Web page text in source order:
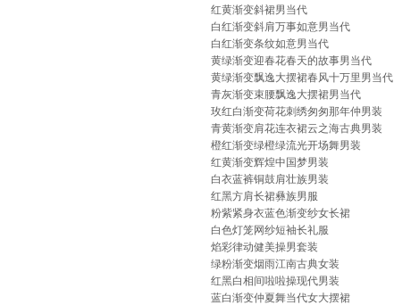
红黄渐变斜裙男当代
白红渐变斜肩万事如意男当代
白红渐变条纹如意男当代
黄绿渐变迎春花春天的故事男当代
黄绿渐变飘逸大摆裙春风十万里男当代
青灰渐变束腰飘逸大摆裙男当代
玫红白渐变荷花刺绣匆匆那年仲男装
青黄渐变肩花连衣裙云之海古典男装
橙红渐变绿橙绿流光开场舞男装
红黄渐变辉煌中国梦男装
白衣蓝裤铜鼓肩壮族男装
红黑方肩长裙彝族男服
粉紫紧身衣蓝色渐变纱女长裙
白色灯笼网纱短袖长礼服
焰彩律动健美操男套装
绿粉渐变烟雨江南古典女装
红黑白相间啦啦操现代男装
蓝白渐变仲夏舞当代女大摆裙